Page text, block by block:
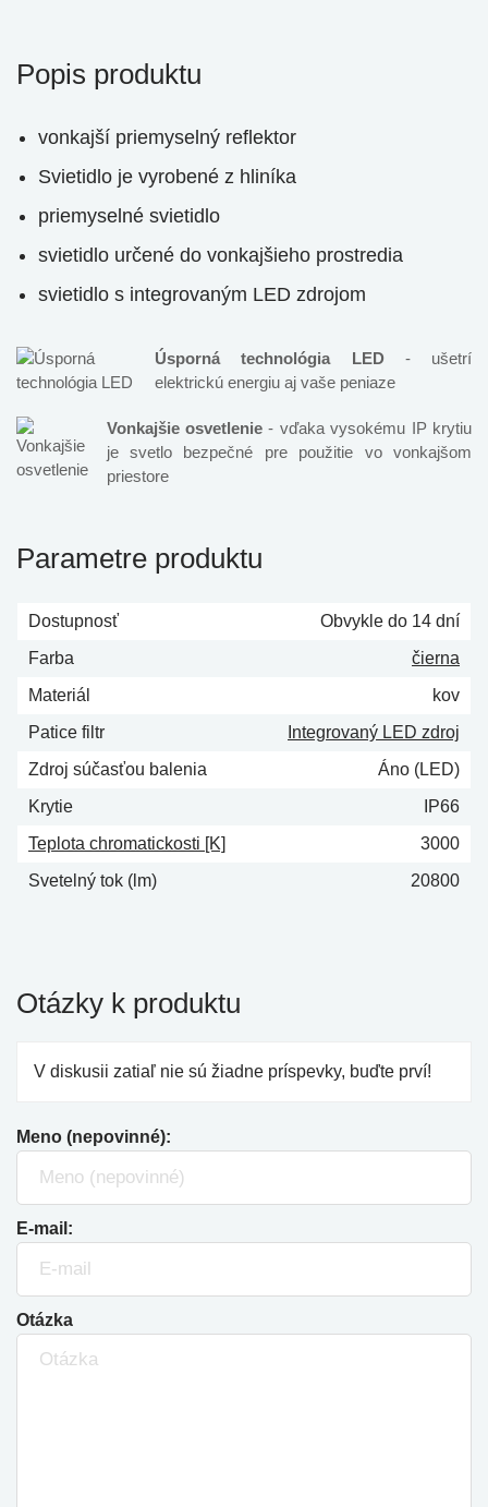
Popis produktu
vonkajší priemyselný reflektor
Svietidlo je vyrobené z hliníka
priemyselné svietidlo
svietidlo určené do vonkajšieho prostredia
svietidlo s integrovaným LED zdrojom
Úsporná technológia LED- ušetrí
elektrickú energiu aj vaše peniaze
Vonkajšie osvetlenie- vďaka vysokému IP krytiu
je svetlo bezpečné pre použitie vo vonkajšom
priestore
Parametre produktu
Dostupnosť
Obvykle do 14 dní
Farba
čierna
Materiál
kov
Patice filtr
Integrovaný LED zdroj
Zdroj súčasťou balenia
Áno (LED)
Krytie
IP66
Teplota chromatickosti [K]
3000
Svetelný tok (lm)
20800
Otázky k produktu
V diskusii zatiaľ nie sú žiadne príspevky, buďte prví!
Meno (nepovinné):
E-mail:
Otázka